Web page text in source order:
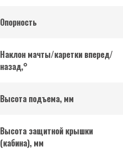
Опорность
Наклон мачты/каретки вперед/
назад,°
Высота подъема, мм
Высота защитной крышки
(кабина), мм